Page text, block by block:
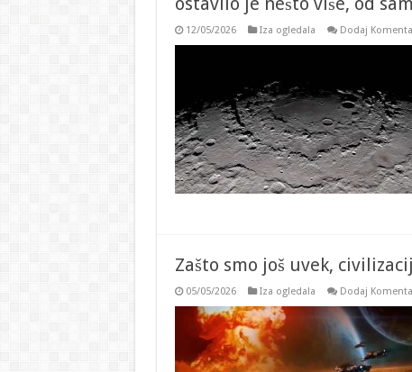
12/05/2026 Iza ogledala Dodaj
Zašto smo još uvek,
05/05/2026 Iza ogledala Dodaj